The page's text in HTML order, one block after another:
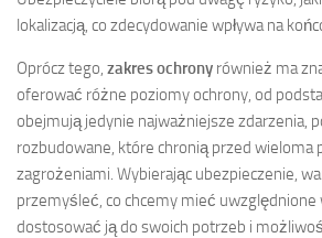
lokalizacją, co zdecydowanie wpływa na
Oprócz tego, zakres ochrony również ma
oferować różne poziomy ochrony, od
obejmują jedynie najważniejsze zdarzenia,
rozbudowane, które chronią przed wieloma
zagrożeniami. Wybierając ubezpieczenie,
przemyśleć, co chcemy mieć uwzględnione
dostosować ją do swoich potrzeb i